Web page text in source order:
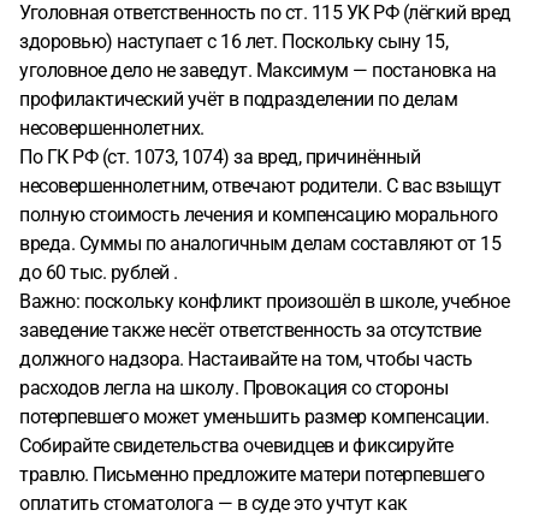
Уголовная ответственность по ст. 115 УК РФ (лёгкий вред
здоровью) наступает с 16 лет. Поскольку сыну 15,
уголовное дело не заведут. Максимум — постановка на
профилактический учёт в подразделении по делам
несовершеннолетних.
По ГК РФ (ст. 1073, 1074) за вред, причинённый
несовершеннолетним, отвечают родители. С вас взыщут
полную стоимость лечения и компенсацию морального
вреда. Суммы по аналогичным делам составляют от 15
до 60 тыс. рублей .
Важно: поскольку конфликт произошёл в школе, учебное
заведение также несёт ответственность за отсутствие
должного надзора. Настаивайте на том, чтобы часть
расходов легла на школу. Провокация со стороны
потерпевшего может уменьшить размер компенсации.
Собирайте свидетельства очевидцев и фиксируйте
травлю. Письменно предложите матери потерпевшего
оплатить стоматолога — в суде это учтут как